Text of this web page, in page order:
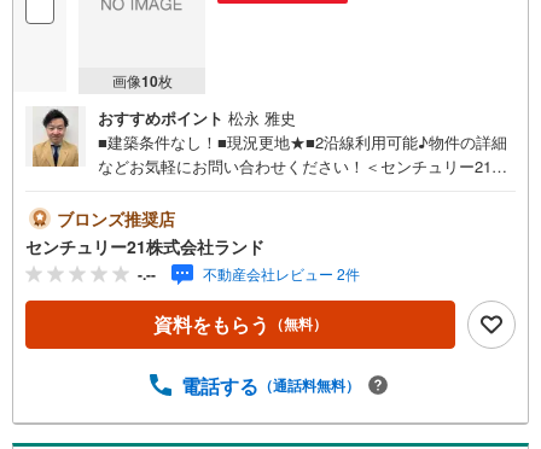
画像10枚
おすすめポイント 松永 雅史
■建築条件なし！■現況更地★■2沿線利用可能♪物件の詳細
などお気軽にお問い合わせください！＜センチュリー21ラ
は・・・ お客様のニーズに寄り添い、大切なお住まいの
ご購入に最後まで伴走いたします！●リフォームのご相談も
承っております。●購入・売却・ローンのご相談・・・なん
でもお気軽にご相談くださいませ！〇大阪メトロ御堂筋線
「北花田」駅より徒歩約10分！○JR阪和線「浅香」駅より
徒歩約8分！〇営業時間:10:00～20:00（火曜日・水曜日定
にご案内が可能です。ご連絡お待ちしております！
ブロンズ推奨店
センチュリー21株式会社ランド
-.-- 不動産会社レビュー 2件
資料をもらう （無料）
電話する （通話料無料）